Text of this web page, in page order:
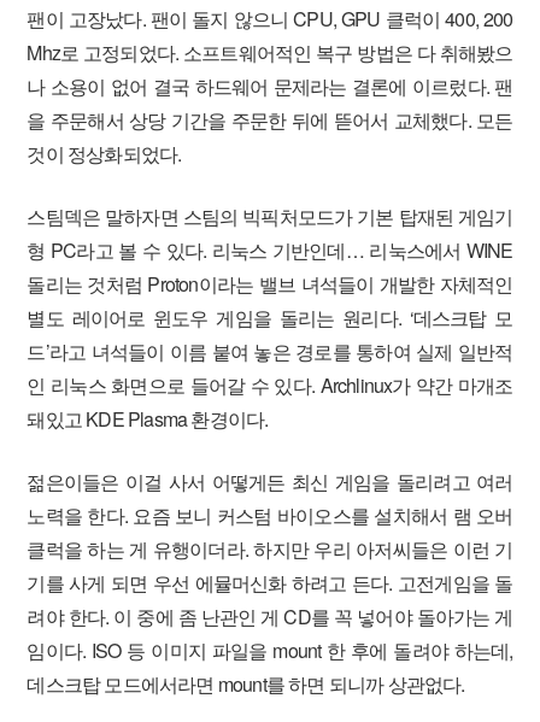
팬이 고장났다. 팬이 돌지 않으니 CPU, GPU 클럭이 400, 200
Mhz로 고정되었다. 소프트웨어적인 복구 방법은 다 취해봤으
나 소용이 없어 결국 하드웨어 문제라는 결론에 이르렀다. 팬
을 주문해서 상당 기간을 주문한 뒤에 뜯어서 교체했다. 모든
것이 정상화되었다.
스팀덱은 말하자면 스팀의 빅픽처모드가 기본 탑재된 게임기
형 PC라고 볼 수 있다. 리눅스 기반인데… 리눅스에서 WINE
돌리는 것처럼 Proton이라는 밸브 녀석들이 개발한 자체적인
별도 레이어로 윈도우 게임을 돌리는 원리다. ‘데스크탑 모
드’라고 녀석들이 이름 붙여 놓은 경로를 통하여 실제 일반적
인 리눅스 화면으로 들어갈 수 있다. Archlinux가 약간 마개조
돼있고 KDE Plasma 환경이다.
젊은이들은 이걸 사서 어떻게든 최신 게임을 돌리려고 여러
노력을 한다. 요즘 보니 커스텀 바이오스를 설치해서 램 오버
클럭을 하는 게 유행이더라. 하지만 우리 아저씨들은 이런 기
기를 사게 되면 우선 에뮬머신화 하려고 든다. 고전게임을 돌
려야 한다. 이 중에 좀 난관인 게 CD를 꼭 넣어야 돌아가는 게
임이다. ISO 등 이미지 파일을 mount 한 후에 돌려야 하는데,
데스크탑 모드에서라면 mount를 하면 되니까 상관없다.